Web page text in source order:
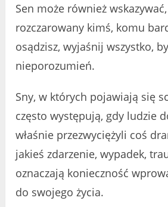
Sen może również
rozczarowany kimś, komu
osądzisz, wyjaśnij wszystko,
nieporozumień.
Sny, w których pojawiają się
często występują, gdy ludzie
właśnie przezwyciężyli coś
jakieś zdarzenie, wypadek,
oznaczają konieczność
do swojego życia.